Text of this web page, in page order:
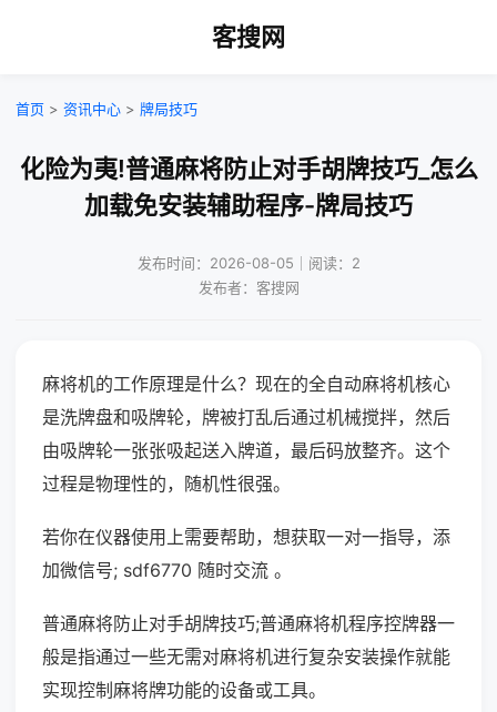
客搜网
首页 > 资讯中心 > 牌局技巧
化险为夷!普通麻将防止对手胡牌技巧_怎么
加载免安装辅助程序-牌局技巧
发布时间：2026-08-05｜阅读：2
发布者：客搜网
麻将机的工作原理是什么？现在的全自动麻将机核心
是洗牌盘和吸牌轮，牌被打乱后通过机械搅拌，然后
由吸牌轮一张张吸起送入牌道，最后码放整齐。这个
过程是物理性的，随机性很强。
若你在仪器使用上需要帮助，想获取一对一指导，添
加微信号; sdf6770 随时交流 。
普通麻将防止对手胡牌技巧;普通麻将机程序控牌器一
般是指通过一些无需对麻将机进行复杂安装操作就能
实现控制麻将牌功能的设备或工具。